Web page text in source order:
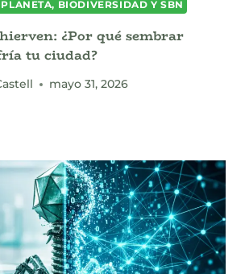
BIODIVERSIDAD Y SBN
¿Por qué sembrar
tu ciudad?
mayo 31, 2026